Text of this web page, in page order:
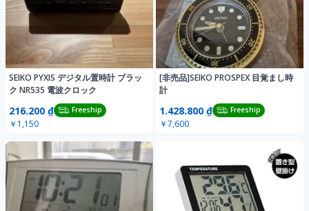
SEIKO PYXIS デジタル置時計 ブラッ
ク NR535 電波クロック
216.200 ₫ Freeship
￥1,150
[非売品]SEIKO PROSPEX 目覚まし時
計
1.428.800 ₫ Freeship
￥7,600